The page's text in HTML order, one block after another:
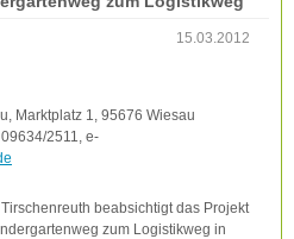
15.03.2012
Marktplatz 1, 95676 Wiesau
2511, e-
beabsichtigt das Projekt
zum Logistikweg in